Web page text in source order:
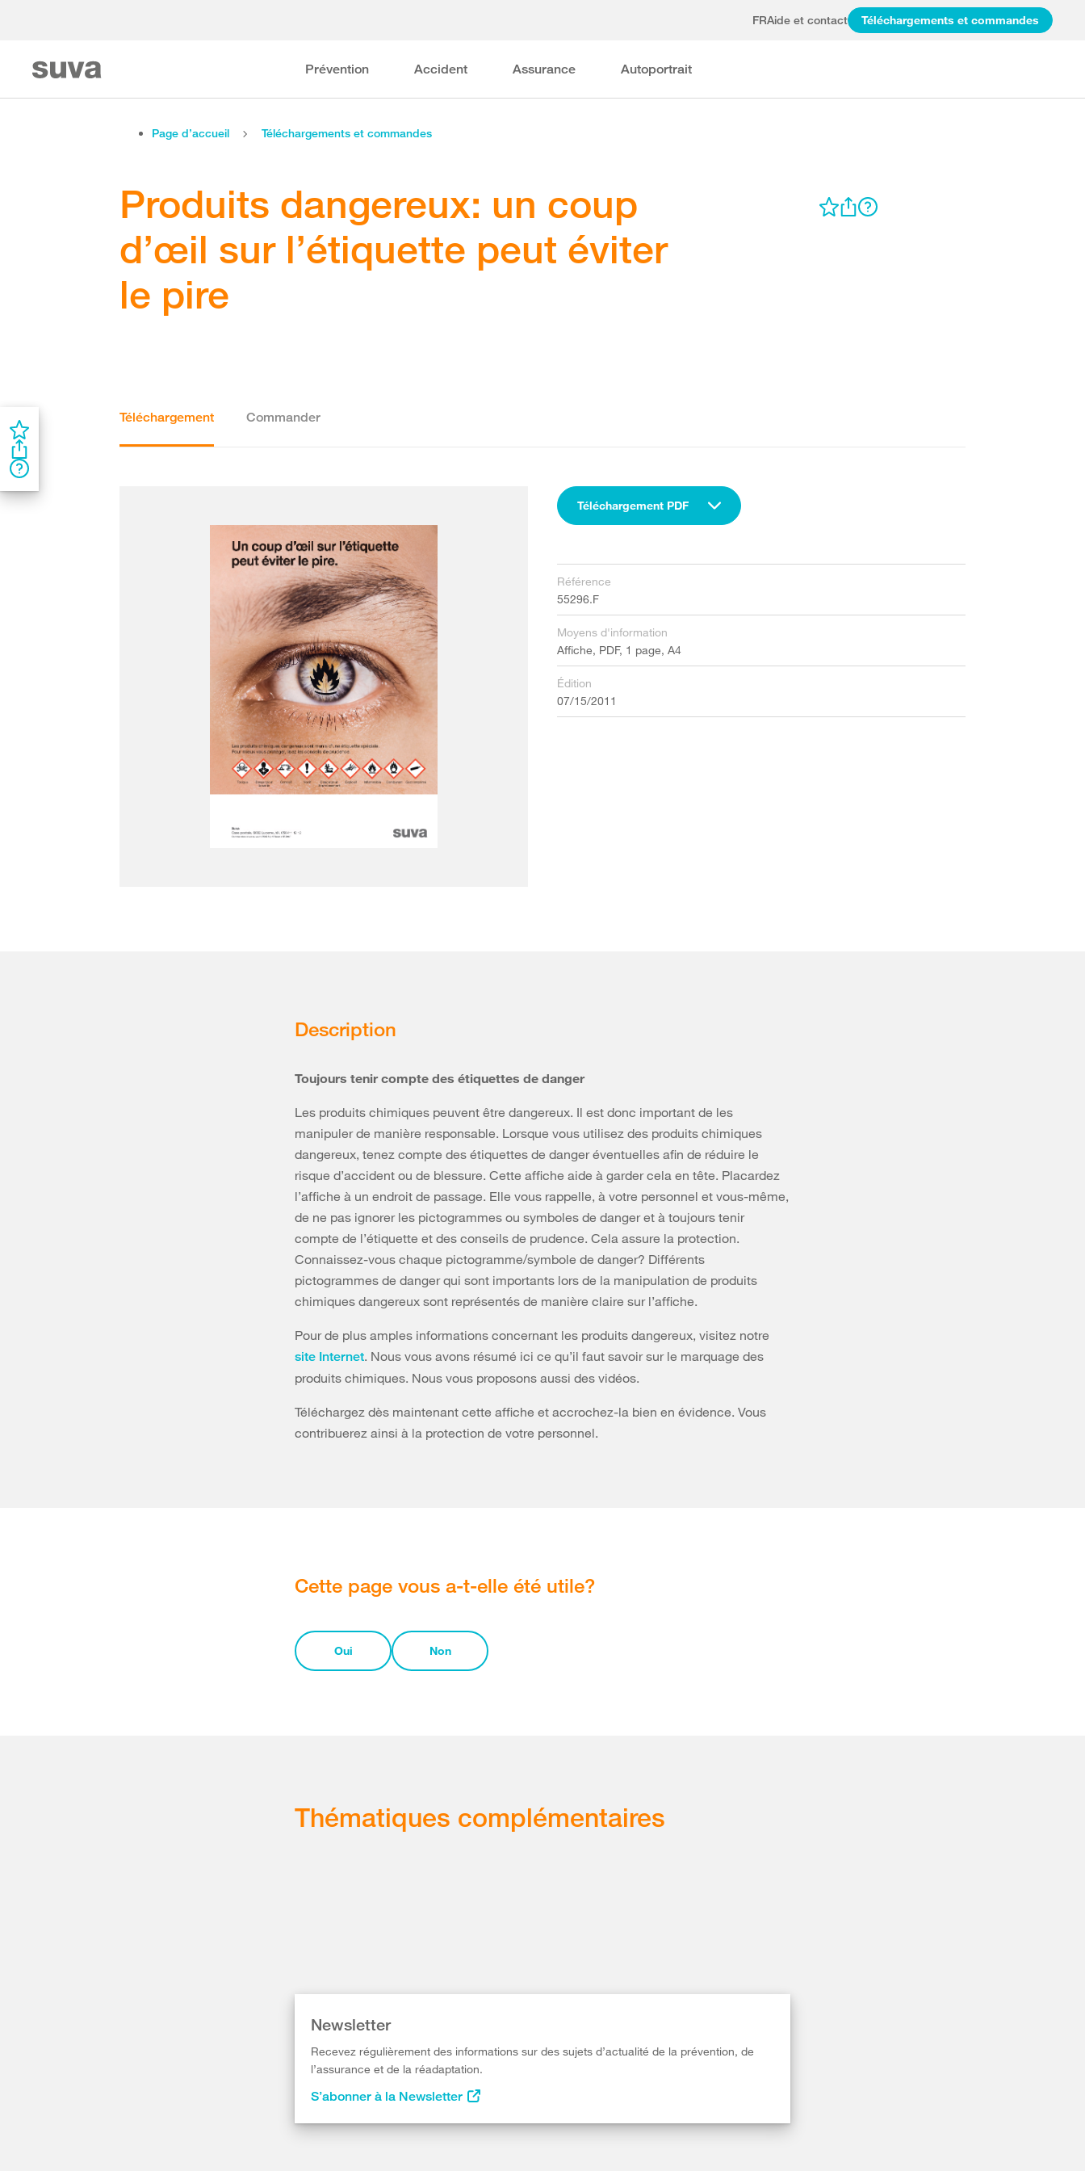
FRAide et contact Téléchargements et commandes
Prévention Accident Assurance Autoportrait
Page d’accueil Téléchargements et commandes
Produits dangereux: un coup
d’œil sur l’étiquette peut éviter
le pire
Téléchargement Commander
Téléchargement PDF
Référence
55296.F
Moyens d'information
Affiche, PDF, 1 page, A4
Édition
07/15/2011
Description
Toujours tenir compte des étiquettes de danger
Les produits chimiques peuvent être dangereux. Il est donc important de les
manipuler de manière responsable. Lorsque vous utilisez des produits chimiques
dangereux, tenez compte des étiquettes de danger éventuelles afin de réduire le
risque d’accident ou de blessure. Cette affiche aide à garder cela en tête. Placardez
l’affiche à un endroit de passage. Elle vous rappelle, à votre personnel et vous-même,
de ne pas ignorer les pictogrammes ou symboles de danger et à toujours tenir
compte de l’étiquette et des conseils de prudence. Cela assure la protection.
Connaissez-vous chaque pictogramme/symbole de danger? Différents
pictogrammes de danger qui sont importants lors de la manipulation de produits
chimiques dangereux sont représentés de manière claire sur l’affiche.
Pour de plus amples informations concernant les produits dangereux, visitez notre
site Internet. Nous vous avons résumé ici ce qu’il faut savoir sur le marquage des
produits chimiques. Nous vous proposons aussi des vidéos.
Téléchargez dès maintenant cette affiche et accrochez-la bien en évidence. Vous
contribuerez ainsi à la protection de votre personnel.
Cette page vous a-t-elle été utile?
Oui Non
Thématiques complémentaires
Newsletter
Recevez régulièrement des informations sur des sujets d’actualité de la prévention, de
l’assurance et de la réadaptation.
S’abonner à la Newsletter